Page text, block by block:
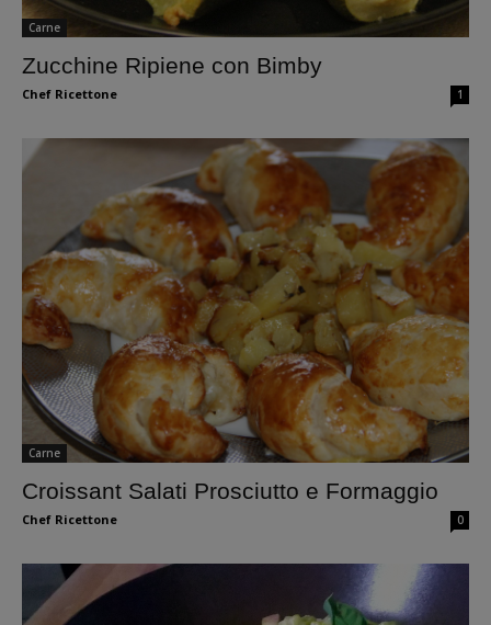
Carne
Zucchine Ripiene con Bimby
Chef Ricettone 1
Carne
Croissant Salati Prosciutto e Formaggio
Chef Ricettone 0